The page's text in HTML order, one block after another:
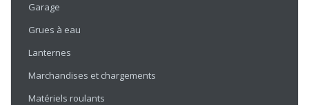
Garage
Grues à eau
Lanternes
Marchandises et chargements
Matériels roulants